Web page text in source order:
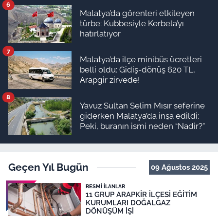
Malatya’da görenleri etkileyen
türbe: Kubbesiyle Kerbela’yı
hatırlatıyor
6
Malatya’da ilçe minibüs ücretleri
belli oldu: Gidiş-dönüş 620 TL,
Arapgir zirvede!
7
Yavuz Sultan Selim Mısır seferine
giderken Malatya’da inşa edildi:
Peki, buranın ismi neden “Nadir?”
8
Geçen Yıl Bugün 09 Ağustos 2025
RESMI İLANLAR
11 GRUP ARAPKİR İLÇESİ EĞİTİM
KURUMLARI DOĞALGAZ
DÖNÜŞÜM İŞİ